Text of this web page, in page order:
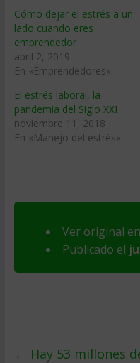
Cómo dejar el estrés a un
lado cuando eres
emprendedor
abril 2, 2019
En «Emprendedores»
El estrés laboral, la
pandemia del Siglo XXI
noviembre 11, 2018
En «Manejo del estrés»
Ver original en
Publicado el
← Hay 53 millones